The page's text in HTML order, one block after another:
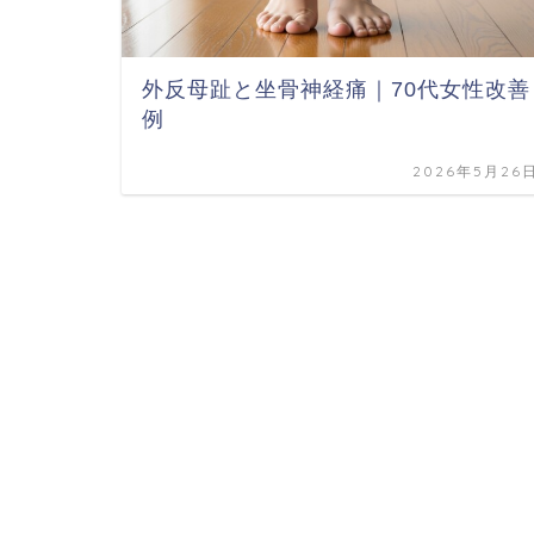
外反母趾と坐骨神経痛｜70代女性改善
例
2026年5月26